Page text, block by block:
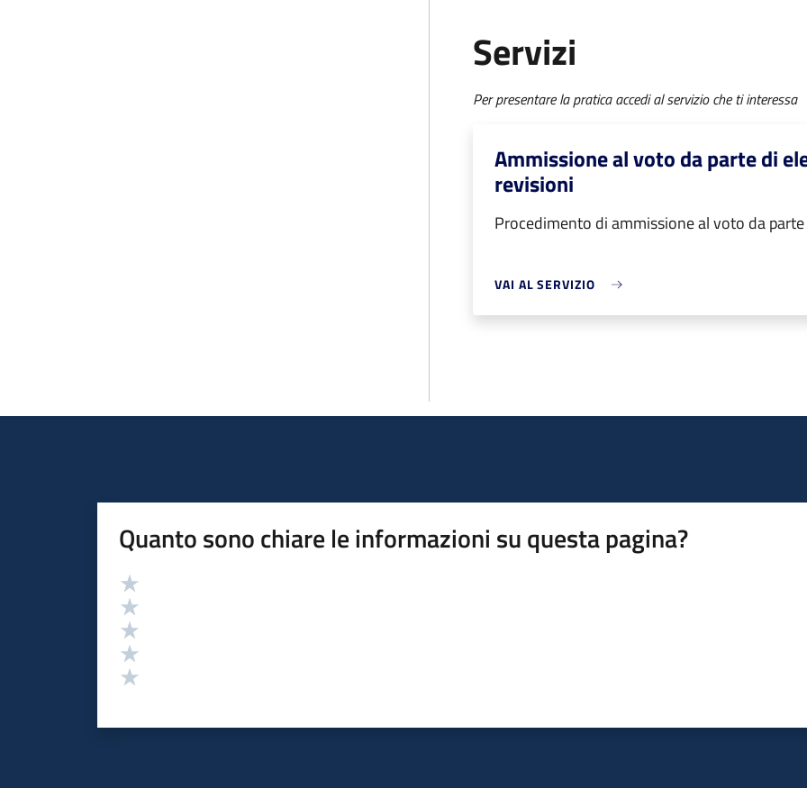
Servizi
Per presentare la pratica accedi al servizio che ti interessa
Ammissione al voto da parte di
revisioni
Procedimento di ammissione al voto da
VAI AL SERVIZIO
Quanto sono chiare le informazioni su questa pagina?
Valutazione